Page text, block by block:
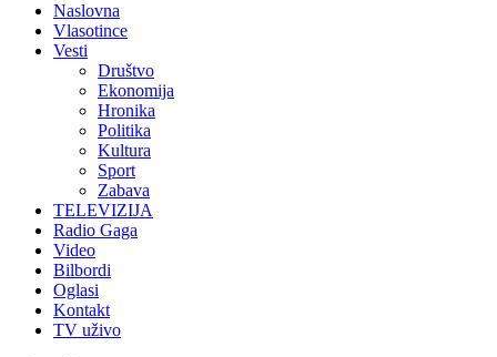
Naslovna
Vlasotince
Vesti
Društvo
Ekonomija
Hronika
Politika
Kultura
Sport
Zabava
TELEVIZIJA
Radio Gaga
Video
Bilbordi
Oglasi
Kontakt
TV uživo